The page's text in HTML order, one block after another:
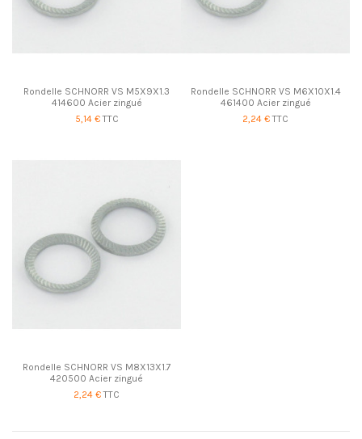
Rondelle SCHNORR VS M5X9X1.3
414600 Acier zingué
5,14 €TTC
Rondelle SCHNORR VS M6X10X1.4
461400 Acier zingué
2,24 €TTC
Rondelle SCHNORR VS M8X13X1.7
420500 Acier zingué
2,24 €TTC